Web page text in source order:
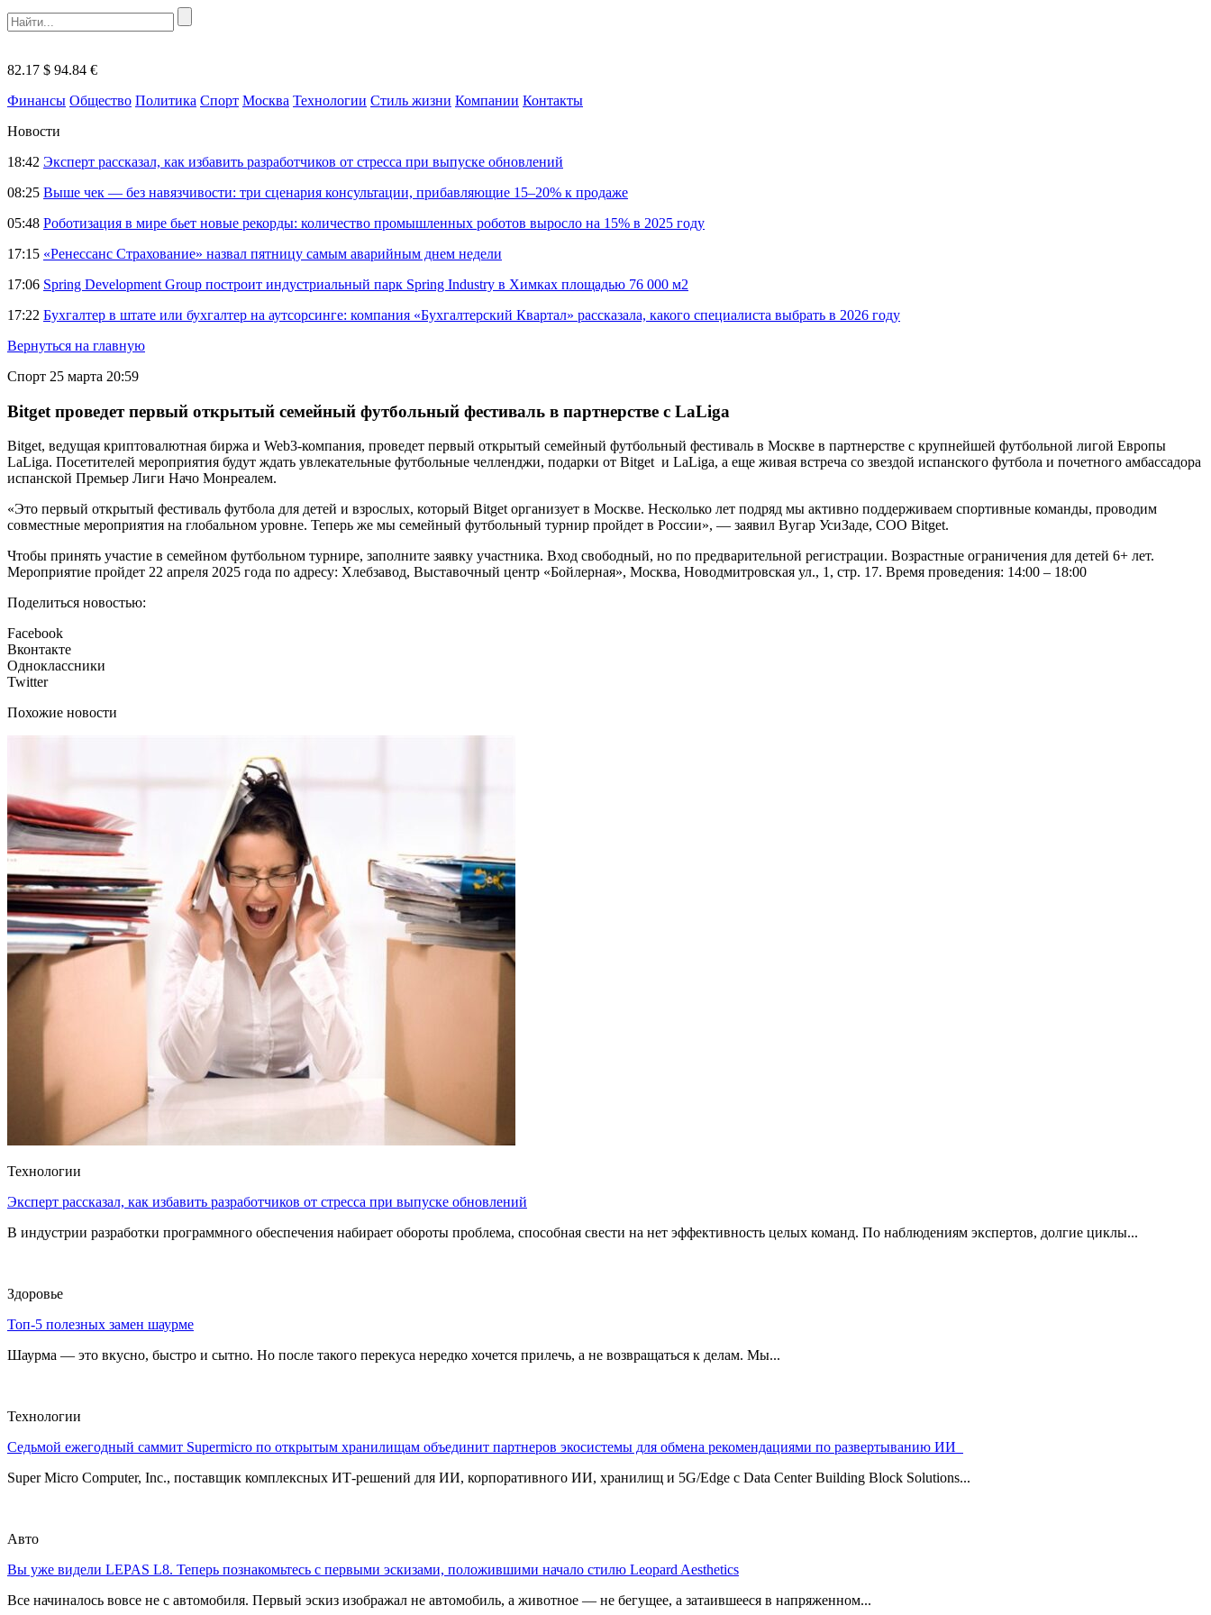
82.17 $ 94.84 €
Финансы Общество Политика Спорт Москва Технологии Стиль жизни Компании Контакты
Новости
18:42 Эксперт рассказал, как избавить разработчиков от стресса при выпуске обновлений
08:25 Выше чек — без навязчивости: три сценария консультации, прибавляющие 15–20% к продаже
05:48 Роботизация в мире бьет новые рекорды: количество промышленных роботов выросло на 15% в 2025 году
17:15 «Ренессанс Страхование» назвал пятницу самым аварийным днем недели
17:06 Spring Development Group построит индустриальный парк Spring Industry в Химках площадью 76 000 м2
17:22 Бухгалтер в штате или бухгалтер на аутсорсинге: компания «Бухгалтерский Квартал» рассказала, какого специалиста выбрать в 2026 году
Вернуться на главную
Спорт 25 марта 20:59
Bitget проведет первый открытый семейный футбольный фестиваль в партнерстве с LaLiga
Bitget, ведущая криптовалютная биржа и Web3-компания, проведет первый открытый семейный футбольный фестиваль в Москве в партнерстве с крупнейшей футбольной лигой Европы
LaLiga. Посетителей мероприятия будут ждать увлекательные футбольные челленджи, подарки от Bitget и LaLiga, а еще живая встреча со звездой испанского футбола и почетного амбассадора
испанской Премьер Лиги Начо Монреалем.
«Это первый открытый фестиваль футбола для детей и взрослых, который Bitget организует в Москве. Несколько лет подряд мы активно поддерживаем спортивные команды, проводим
совместные мероприятия на глобальном уровне. Теперь же мы семейный футбольный турнир пройдет в России», — заявил Вугар УсиЗаде, СОО Bitget.
Чтобы принять участие в семейном футбольном турнире, заполните заявку участника. Вход свободный, но по предварительной регистрации. Возрастные ограничения для детей 6+ лет.
Мероприятие пройдет 22 апреля 2025 года по адресу: Хлебзавод, Выставочный центр «Бойлерная», Москва, Новодмитровская ул., 1, стр. 17. Время проведения: 14:00 – 18:00
Поделиться новостью:
Facebook
Вконтакте
Одноклассники
Twitter
Похожие новости
Технологии
Эксперт рассказал, как избавить разработчиков от стресса при выпуске обновлений
В индустрии разработки программного обеспечения набирает обороты проблема, способная свести на нет эффективность целых команд. По наблюдениям экспертов, долгие циклы...
Здоровье
Топ-5 полезных замен шаурме
Шаурма — это вкусно, быстро и сытно. Но после такого перекуса нередко хочется прилечь, а не возвращаться к делам. Мы...
Технологии
Седьмой ежегодный саммит Supermicro по открытым хранилищам объединит партнеров экосистемы для обмена рекомендациями по развертыванию ИИ
Super Micro Computer, Inc., поставщик комплексных ИТ-решений для ИИ, корпоративного ИИ, хранилищ и 5G/Edge с Data Center Building Block Solutions...
Авто
Вы уже видели LEPAS L8. Теперь познакомьтесь с первыми эскизами, положившими начало стилю Leopard Aesthetics
Все начиналось вовсе не с автомобиля. Первый эскиз изображал не автомобиль, а животное — не бегущее, а затаившееся в напряженном...